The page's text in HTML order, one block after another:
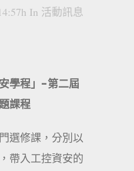
In 活動訊息
學程」-第二屆
課程
選修課，分別以
帶入工控資安的